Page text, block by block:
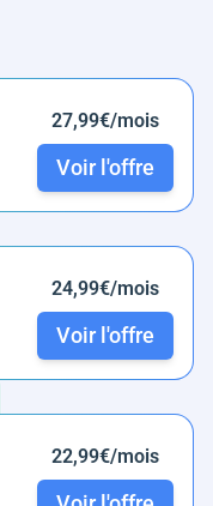
27,99€/mois
Voir l'offre
24,99€/mois
Voir l'offre
22,99€/mois